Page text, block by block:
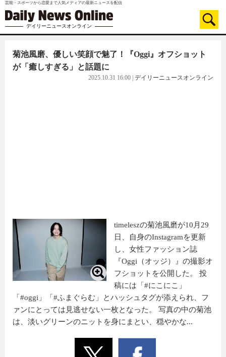
芸能・スポーツから恋愛まで人気メディアの最新ニュースを配信
デイリーニュースオンライン
菊池風磨、優しい笑顔で魅了！『Oggi』オフショット
が「癒しすぎる」と話題に
2025.10.31 16:00 デイリーニュースオンライン
timeleszの菊池風磨が10月29
日、自身のInstagramを更新
し、女性ファッション誌
『Oggi（オッジ）』の撮影オ
フショットを公開した。 投
稿には「#にこにこ」
「#oggi」「#ふまぐらむ」とハッシュタグが添えられ、フ
ァンにとっては見逃せない一枚となった。 写真の中の菊池
は、淡いグリーンのニットを身にまとい、穏やかな...